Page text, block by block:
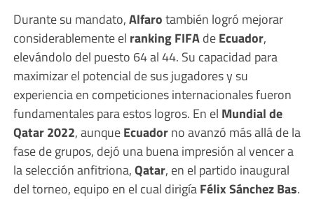
Durante su mandato,Alfarotambién logró mejorar
considerablemente el ranking FIFAdeEcuador,
elevándolo del puesto 64 al 44. Su capacidad para
maximizar el potencial de sus jugadores y su
experiencia en competiciones internacionales fueron
fundamentales para estos logros. En el Mundial de
Qatar 2022, aunqueEcuadorno avanzó más allá de la
fase de grupos, dejó una buena impresión al vencer a
la selección anfitriona,Qatar, en el partido inaugural
del torneo, equipo en el cual dirigíaFélix Sánchez Bas.